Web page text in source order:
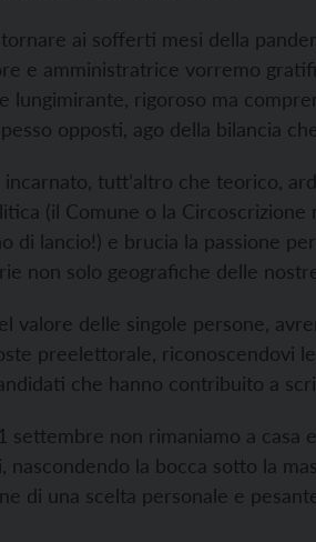
ai sofferti mesi della
e amministratrice vorremo
lungimirante, rigoroso ma
opposti, ago della bilancia
tutt’altro che teorico,
(il Comune o la
di lancio!) e brucia la passione
non solo geografiche delle
valore delle singole persone,
preelettorale, riconoscendovi
che hanno contribuito a
settembre non rimaniamo a casa
nascondendo la bocca sotto la
di una scelta personale e